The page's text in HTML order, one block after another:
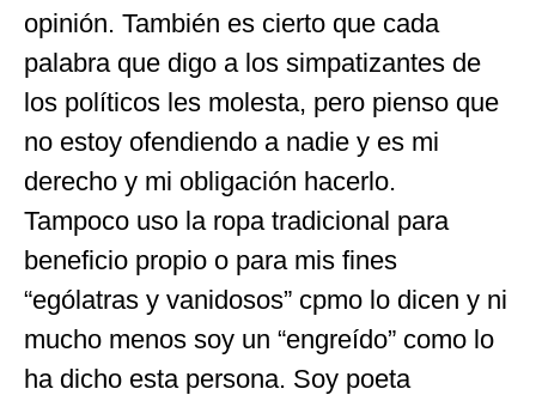
opinión. También es cierto que cada
palabra que digo a los simpatizantes de
los políticos les molesta, pero pienso que
no estoy ofendiendo a nadie y es mi
derecho y mi obligación hacerlo.
Tampoco uso la ropa tradicional para
beneficio propio o para mis fines
“ególatras y vanidosos” cpmo lo dicen y ni
mucho menos soy un “engreído” como lo
ha dicho esta persona. Soy poeta